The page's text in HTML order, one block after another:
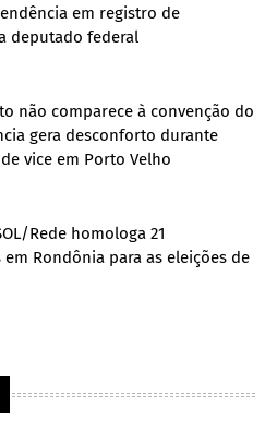
em registro de
deputado federal
não comparece à convenção do
gera desconforto durante
vice em Porto Velho
Rede homologa 21
Rondônia para as eleições de